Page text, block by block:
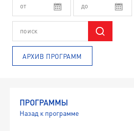
АРХИВ ПРОГРАММ
ПРОГРАММЫ
Назад к программе